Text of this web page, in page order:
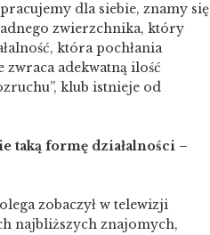
dla siebie, znamy się
zwierzchnika, który
która pochłania
zwraca adekwatną ilość
klub istnieje od
taką formę działalności –
zobaczył w telewizji
najbliższych znajomych,